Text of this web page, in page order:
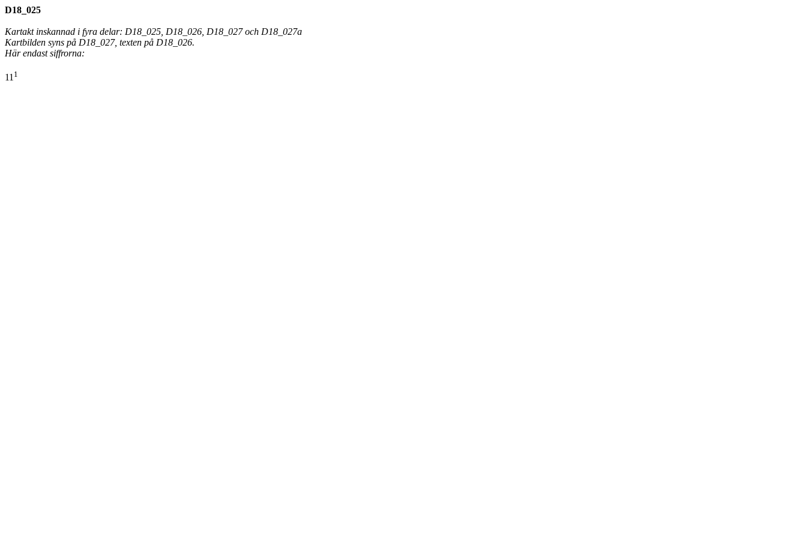
D18_025
Kartakt inskannad i fyra delar: D18_025, D18_026, D18_027 och D18_027a
Kartbilden syns på D18_027, texten på D18_026.
Här endast siffrorna:
11 1